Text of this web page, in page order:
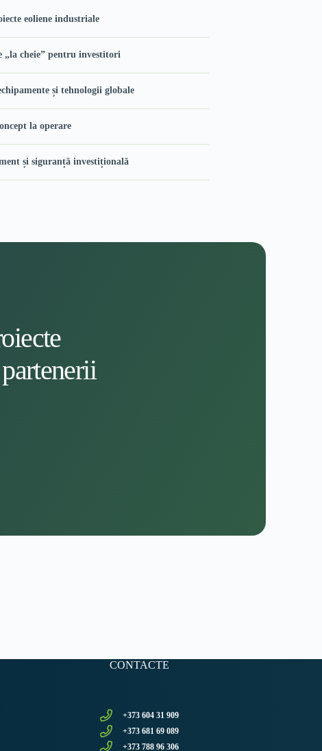
eoliene industriale
„la cheie” pentru investitori
și tehnologii globale
la operare
și siguranță investițională
CONTACTE
+373 604 31 909
+373 681 69 089
+373 788 96 306